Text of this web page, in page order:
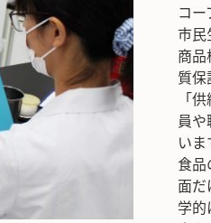
コ
市民
商
質保
「
員
いま
食品
面
学